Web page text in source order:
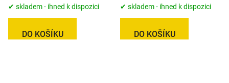
✔ skladem - ihned k dispozici
DO KOŠÍKU
✔ skladem - ihned k dispozici
DO KOŠÍKU